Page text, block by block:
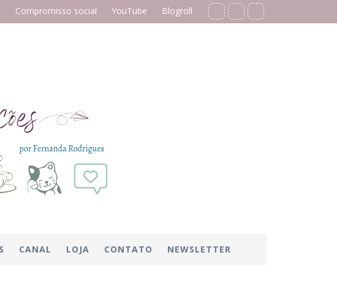
Compromisso social YouTube Blogroll
CANAL LOJA CONTATO NEWSLETTER